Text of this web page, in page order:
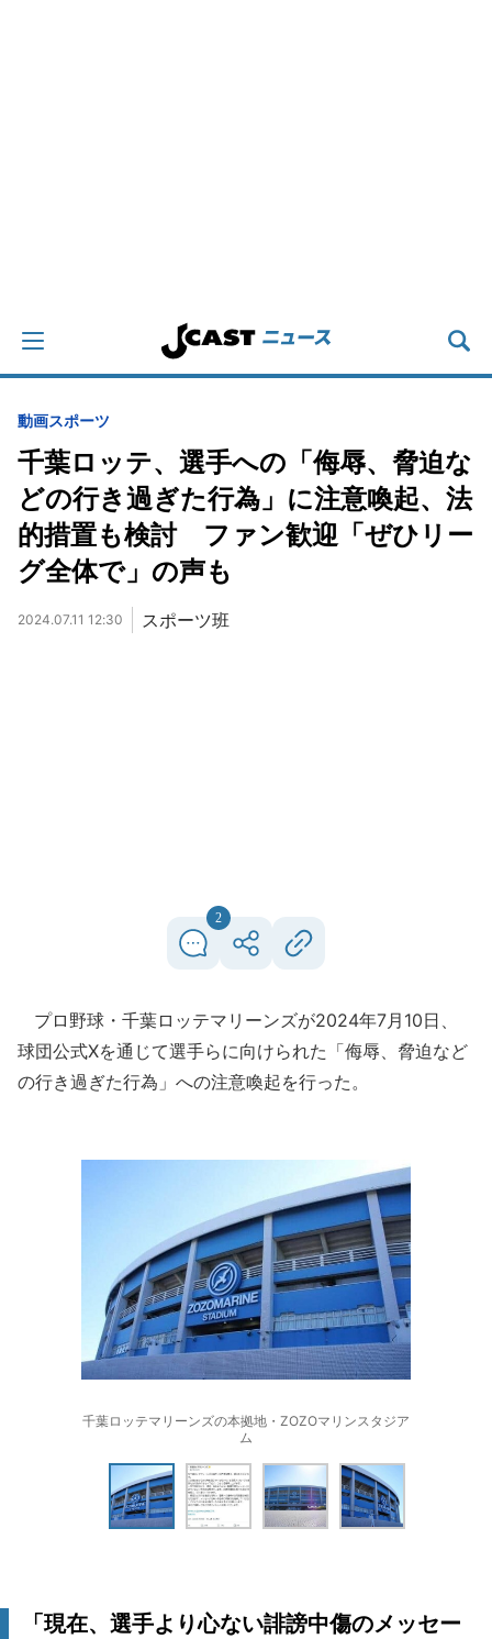
動画スポーツ
千葉ロッテ、選手への「侮辱、脅迫な
どの行き過ぎた行為」に注意喚起、法
的措置も検討 ファン歓迎「ぜひリー
グ全体で」の声も
2024.07.11 12:30 スポーツ班
2
プロ野球・千葉ロッテマリーンズが2024年7月10日、
球団公式Xを通じて選手らに向けられた「侮辱、脅迫など
の行き過ぎた行為」への注意喚起を行った。
千葉ロッテマリーンズの本拠地・ZOZOマリンスタジア
ム
「現在、選手より心ない誹謗中傷のメッセー